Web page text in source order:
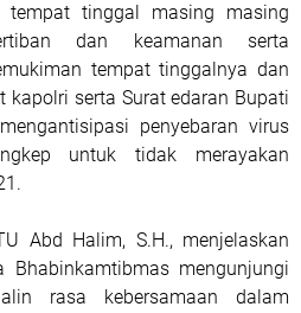
tempat tinggal masing masing
dan keamanan serta
tempat tinggalnya dan
serta Surat edaran Bupati
penyebaran virus
untuk tidak merayakan
Abd Halim, S.H., menjelaskan
Bhabinkamtibmas mengunjungi
rasa kebersamaan dalam